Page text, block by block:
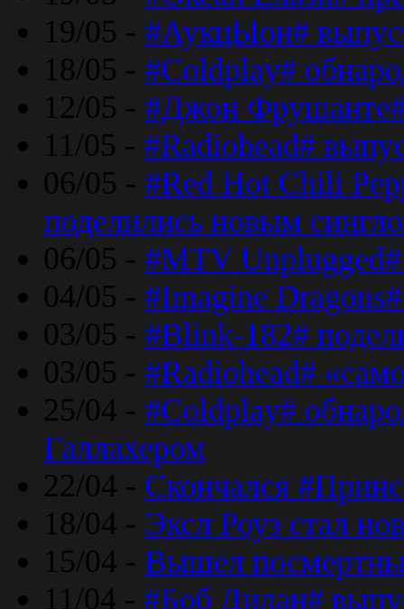
19/05 - #АукцЫон#
18/05 - #Coldplay#
12/05 - #Джон
11/05 - #Radiohead#
06/05 - #Red Hot Chili
поделились новым
06/05 - #MTV Unplugged#
04/05 - #Imagine
03/05 - #Blink-182#
03/05 - #Radiohead#
25/04 - #Coldplay#
Галлахером
22/04 - Скончался
18/04 - Эксл Роуз стал
15/04 - Вышел
11/04 - #Боб Дилан#